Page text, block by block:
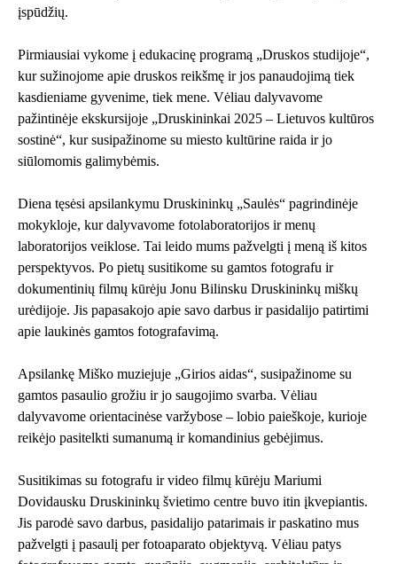
įspūdžių.
Pirmiausiai vykome į edukacinę programą „Druskos studijoje“,
kur sužinojome apie druskos reikšmę ir jos panaudojimą tiek
kasdieniame gyvenime, tiek mene. Vėliau dalyvavome
pažintinėje ekskursijoje „Druskininkai 2025 – Lietuvos kultūros
sostinė“, kur susipažinome su miesto kultūrine raida ir jo
siūlomomis galimybėmis.
Diena tęsėsi apsilankymu Druskininkų „Saulės“ pagrindinėje
mokykloje, kur dalyvavome fotolaboratorijos ir menų
laboratorijos veiklose. Tai leido mums pažvelgti į meną iš kitos
perspektyvos. Po pietų susitikome su gamtos fotografu ir
dokumentinių filmų kūrėju Jonu Bilinsku Druskininkų miškų
urėdijoje. Jis papasakojo apie savo darbus ir pasidalijo patirtimi
apie laukinės gamtos fotografavimą.
Apsilankę Miško muziejuje „Girios aidas“, susipažinome su
gamtos pasaulio grožiu ir jo saugojimo svarba. Vėliau
dalyvavome orientacinėse varžybose – lobio paieškoje, kurioje
reikėjo pasitelkti sumanumą ir komandinius gebėjimus.
Susitikimas su fotografu ir video filmų kūrėju Mariumi
Dovidausku Druskininkų švietimo centre buvo itin įkvepiantis.
Jis parodė savo darbus, pasidalijo patarimais ir paskatino mus
pažvelgti į pasaulį per fotoaparato objektyvą. Vėliau patys